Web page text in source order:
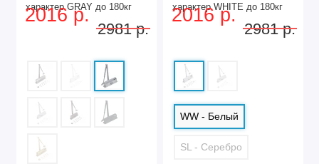
характер GRAY до 180кг
серый (10)
2016 р.
2981 р.
характер WHITE до 180кг
белый (10)
2016 р.
2981 р.
WW - Белый
SL - Серебро